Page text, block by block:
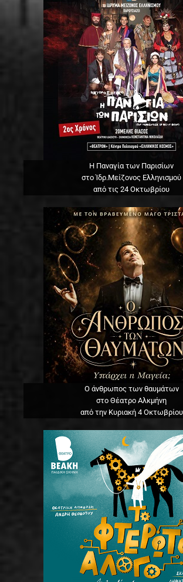
Η Παναγία των Παρισίων
στο Ίδρ.Μείζονος Ελληνισμού
από τις 24 Οκτωβρίου
Ο άνθρωπος των θαυμάτων
στο Θέατρο Αλκμήνη
από την Κυριακή 4 Οκτωβρίου